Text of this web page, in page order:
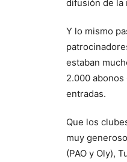
difusión de la
Y lo mismo
estaban
2.000
entradas.
Que los
muy
(PAO y Oly),